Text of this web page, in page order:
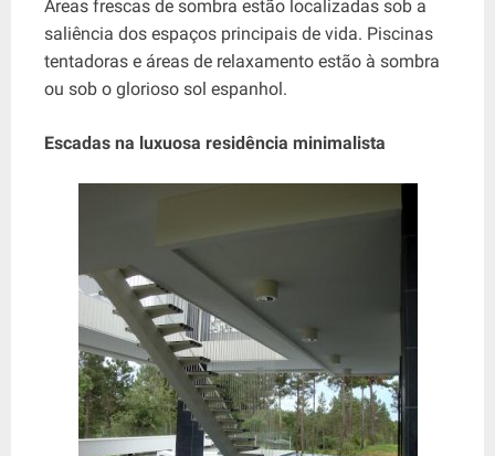
Áreas frescas de sombra estão localizadas sob a
saliência dos espaços principais de vida. Piscinas
tentadoras e áreas de relaxamento estão à sombra
ou sob o glorioso sol espanhol.
Escadas na luxuosa residência minimalista